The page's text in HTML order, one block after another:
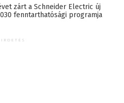
zárt a Schneider Electric új
fenntarthatósági programja